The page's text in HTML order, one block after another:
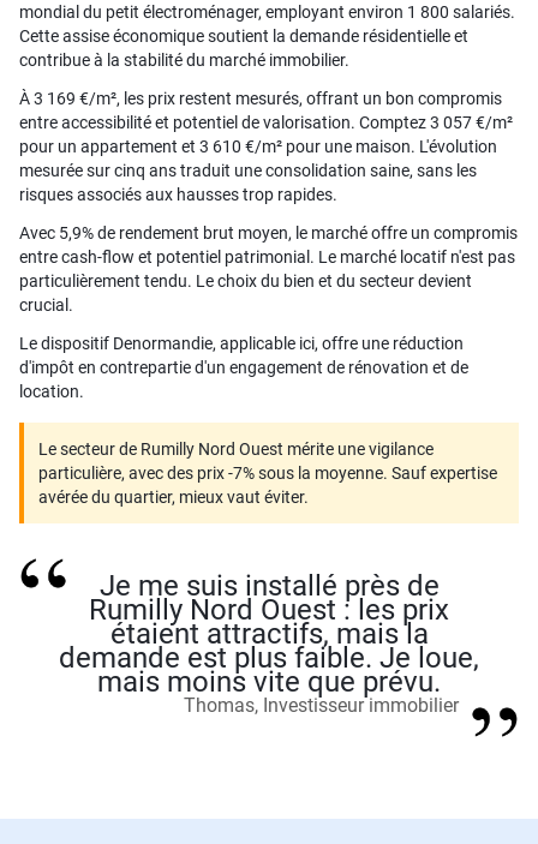
mondial du petit électroménager, employant environ 1 800 salariés.
Cette assise économique soutient la demande résidentielle et
contribue à la stabilité du marché immobilier.
À 3 169 €/m², les prix restent mesurés, offrant un bon compromis
entre accessibilité et potentiel de valorisation. Comptez 3 057 €/m²
pour un appartement et 3 610 €/m² pour une maison. L'évolution
mesurée sur cinq ans traduit une consolidation saine, sans les
risques associés aux hausses trop rapides.
Avec 5,9% de rendement brut moyen, le marché offre un compromis
entre cash-flow et potentiel patrimonial. Le marché locatif n'est pas
particulièrement tendu. Le choix du bien et du secteur devient
crucial.
Le dispositif Denormandie, applicable ici, offre une réduction
d'impôt en contrepartie d'un engagement de rénovation et de
location.
Le secteur de Rumilly Nord Ouest mérite une vigilance
particulière, avec des prix -7% sous la moyenne. Sauf expertise
avérée du quartier, mieux vaut éviter.
Je me suis installé près de
Rumilly Nord Ouest : les prix
étaient attractifs, mais la
demande est plus faible. Je loue,
mais moins vite que prévu.
Thomas, Investisseur immobilier